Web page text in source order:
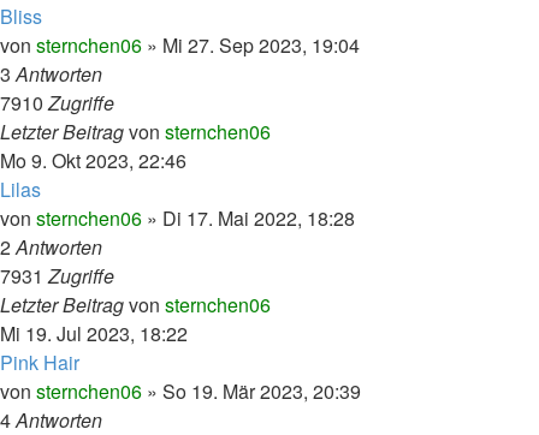
Bliss
von sternchen06 » Mi 27. Sep 2023, 19:04
3Antworten
7910Zugriffe
Letzter Beitragvon sternchen06
Mo 9. Okt 2023, 22:46
Lilas
von sternchen06 » Di 17. Mai 2022, 18:28
2Antworten
7931Zugriffe
Letzter Beitragvon sternchen06
Mi 19. Jul 2023, 18:22
Pink Hair
von sternchen06 » So 19. Mär 2023, 20:39
4Antworten